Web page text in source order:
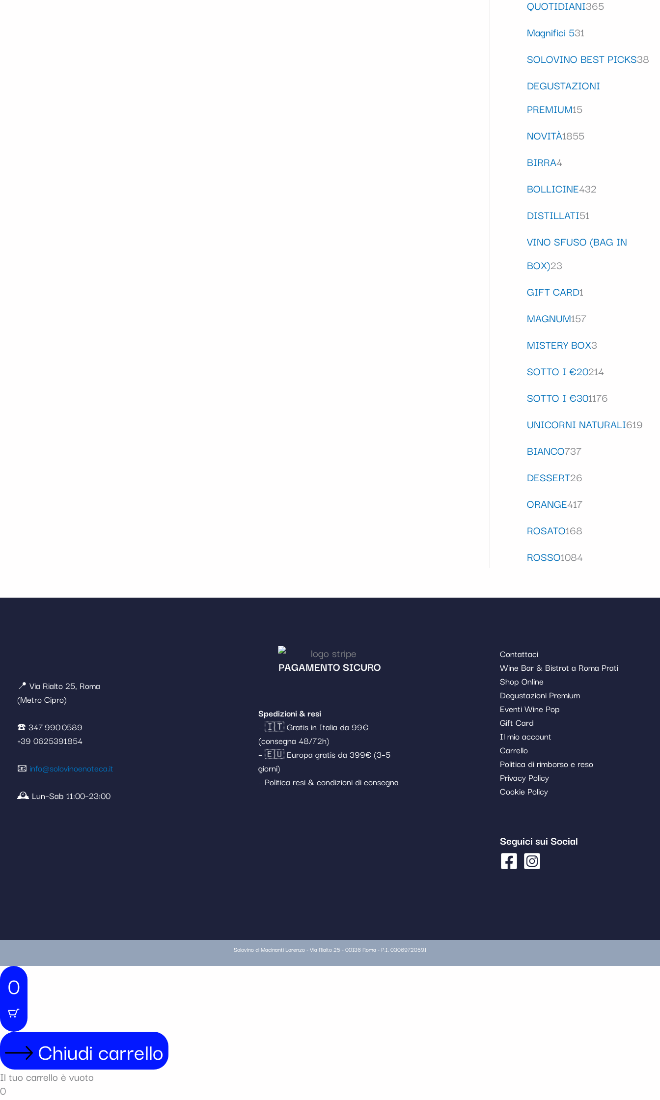
QUOTIDIANI365
Magnifici 531
SOLOVINO BEST PICKS38
DEGUSTAZIONI
PREMIUM15
NOVITÀ1855
BIRRA4
BOLLICINE432
DISTILLATI51
VINO SFUSO (BAG IN
BOX)23
GIFT CARD1
MAGNUM157
MISTERY BOX3
SOTTO I €20214
SOTTO I €301176
UNICORNI NATURALI619
BIANCO737
DESSERT26
ORANGE417
ROSATO168
ROSSO1084
📍 Via Rialto 25, Roma
(Metro Cipro)
☎️ 347 990 0589
+39 0625391854
📧 info@solovinoenoteca.it
🕰️ Lun–Sab 11:00–23:00
PAGAMENTO SICURO
Spedizioni & resi
– 🇮🇹 Gratis in Italia da 99€
(consegna 48/72h)
– 🇪🇺 Europa gratis da 399€ (3–5
giorni)
– Politica resi & condizioni di consegna
Contattaci
Wine Bar & Bistrot a Roma Prati
Shop Online
Degustazioni Premium
Eventi Wine Pop
Gift Card
Il mio account
Carrello
Politica di rimborso e reso
Privacy Policy
Cookie Policy
Seguici sui Social
Solovino di Macinanti Lorenzo - Via Rialto 25 - 00136 Roma - P.I. 03069720591
0
Chiudi carrello
Il tuo carrello è vuoto
0